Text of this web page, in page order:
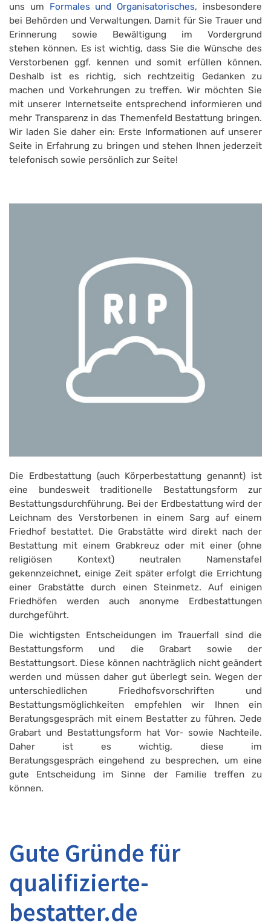
uns um Formales und Organisatorisches, insbesondere
bei Behörden und Verwaltungen. Damit für Sie Trauer und
Erinnerung sowie Bewältigung im Vordergrund
stehen können. Es ist wichtig, dass Sie die Wünsche des
Verstorbenen ggf. kennen und somit erfüllen können.
Deshalb ist es richtig, sich rechtzeitig Gedanken zu
machen und Vorkehrungen zu treffen. Wir möchten Sie
mit unserer Internetseite entsprechend informieren und
mehr Transparenz in das Themenfeld Bestattung bringen.
Wir laden Sie daher ein: Erste Informationen auf unserer
Seite in Erfahrung zu bringen und stehen Ihnen jederzeit
telefonisch sowie persönlich zur Seite!
Die Erdbestattung (auch Körperbestattung genannt) ist
eine bundesweit traditionelle Bestattungsform zur
Bestattungsdurchführung. Bei der Erdbestattung wird der
Leichnam des Verstorbenen in einem Sarg auf einem
Friedhof bestattet. Die Grabstätte wird direkt nach der
Bestattung mit einem Grabkreuz oder mit einer (ohne
religiösen Kontext) neutralen Namenstafel
gekennzeichnet, einige Zeit später erfolgt die Errichtung
einer Grabstätte durch einen Steinmetz. Auf einigen
Friedhöfen werden auch anonyme Erdbestattungen
durchgeführt.
Die wichtigsten Entscheidungen im Trauerfall sind die
Bestattungsform und die Grabart sowie der
Bestattungsort. Diese können nachträglich nicht geändert
werden und müssen daher gut überlegt sein. Wegen der
unterschiedlichen Friedhofsvorschriften und
Bestattungsmöglichkeiten empfehlen wir Ihnen ein
Beratungsgespräch mit einem Bestatter zu führen. Jede
Grabart und Bestattungsform hat Vor- sowie Nachteile.
Daher ist es wichtig, diese im
Beratungsgespräch eingehend zu besprechen, um eine
gute Entscheidung im Sinne der Familie treffen zu
können.
Gute Gründe für
qualifizierte-
bestatter.de